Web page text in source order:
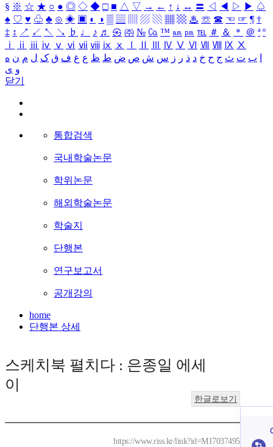
§ ※ ☆ ★ ○ ● ◎ ◇ ◆ □ ■ △ ▽ → ← ↑ ↓ ↔ 〓 ◁ ◀ ▷ ▶ ♤
♠ ♡ ♥ ♧ ♣ ⊙ ◈ ▣ ◐ ◑ ▒ ▤ ▨ ▧ ▦ ▩ ♨ ☏ ☎ ☜ ☞ ¶ †
‡ ↕ ↗ ↙ ↖ ↘ ♭ ♩ ♪ ♬ ㉿ ㈜ № ㏇ ™ ㏂ ㏘ ℡ ＃ ＆ ＊ ＠ ª º
ⅰ
ⅱ ⅲ ⅳ ⅴ ⅵ ⅶ ⅷ ⅸ ⅹ Ⅳ Ⅴ Ⅵ Ⅶ Ⅷ Ⅸ Ⅹ
ب ت ث ج ح خ د ذ ر ز س ش ص ض ط ظ ع غ ف ق ک ل م ن ه
و ی
닫기
통합검색
국내학술논문
학위논문
해외학술논문
학술지
단행본
연구보고서
공개강의
home
단행본 상세
스케치북 펼치다 : 은종일 에세
이
한글로보기
https://www.riss.kr/link?id=M17037495